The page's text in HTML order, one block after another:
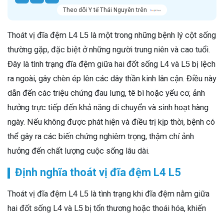
Theo dõi Y tế Thái Nguyên trên
Thoát vị đĩa đệm L4 L5 là một trong những bệnh lý cột sống
thường gặp, đặc biệt ở những người trung niên và cao tuổi.
Đây là tình trạng đĩa đệm giữa hai đốt sống L4 và L5 bị lệch
ra ngoài, gây chèn ép lên các dây thần kinh lân cận. Điều này
dẫn đến các triệu chứng đau lưng, tê bì hoặc yếu cơ, ảnh
hưởng trực tiếp đến khả năng di chuyển và sinh hoạt hàng
ngày. Nếu không được phát hiện và điều trị kịp thời, bệnh có
thể gây ra các biến chứng nghiêm trọng, thậm chí ảnh
hưởng đến chất lượng cuộc sống lâu dài.
Định nghĩa thoát vị đĩa đệm L4 L5
Thoát vị đĩa đệm L4 L5 là tình trạng khi đĩa đệm nằm giữa
hai đốt sống L4 và L5 bị tổn thương hoặc thoái hóa, khiến